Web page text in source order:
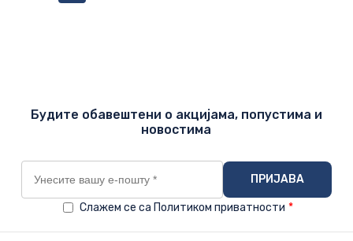
Будите обавештени о акцијама, попустима и
новостима
Слажем се са Политиком приватности *